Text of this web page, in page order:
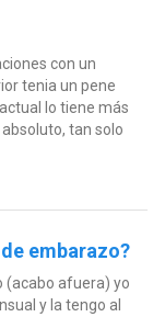
con un
tenia un pene
lo tiene más
tan solo
embarazo?
(acabo afuera) yo
y la tengo al